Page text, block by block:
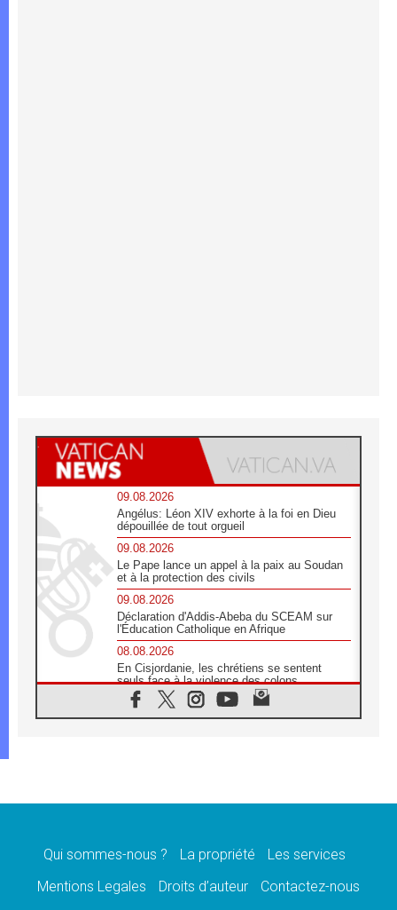
09.08.2026
Angélus: Léon XIV exhorte à la foi en Dieu
dépouillée de tout orgueil
09.08.2026
Le Pape lance un appel à la paix au Soudan
et à la protection des civils
09.08.2026
Déclaration d'Addis-Abeba du SCEAM sur
l'Éducation Catholique en Afrique
08.08.2026
En Cisjordanie, les chrétiens se sentent
seuls face à la violence des colons
08.08.2026
Léon XIV au sanctuaire de Notre Dame du
08.08.2026
08.08.2026
catholiques
Qui sommes-nous ? La propriété
Les services
Mentions Legales
Droits d’auteur Contactez-nous